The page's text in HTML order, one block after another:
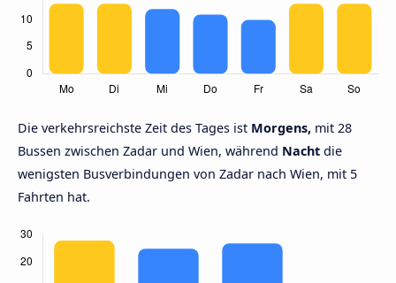
Die verkehrsreichste Zeit des Tages ist Morgens, mit 28
Bussen zwischen Zadar und Wien, während Nacht die
wenigsten Busverbindungen von Zadar nach Wien, mit 5
Fahrten hat.